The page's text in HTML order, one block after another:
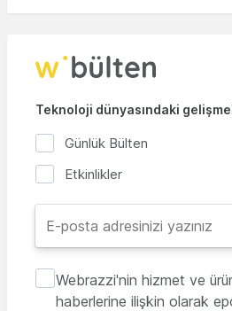
Teknoloji dünyasındaki
Günlük Bülten
Etkinlikler
Webrazzi'nin hizmet ve
haberlerine ilişkin olarak